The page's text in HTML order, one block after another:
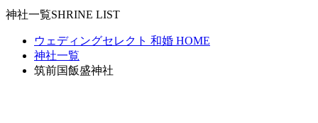
神社一覧SHRINE LIST
ウェディングセレクト 和婚 HOME
神社一覧
筑前国飯盛神社